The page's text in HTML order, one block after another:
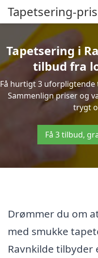
Tapetsering-
Tapetsering i
tilbud fra
Få hurtigt 3 uforpligtende
Sammenlign priser og
trygt
Få 3 tilbud,
Drømmer du om
med smukke
Ravnkilde